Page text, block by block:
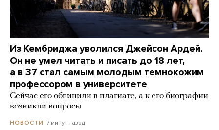
Из Кембриджа уволился Джейсон Ардей.
Он не умел читать и писать до 18 лет,
а в 37 стал самым молодым темнокожим
профессором в университете
Сейчас его обвинили в плагиате, а к его биографии
возникли вопросы
НОВОСТИ 7 минут назад